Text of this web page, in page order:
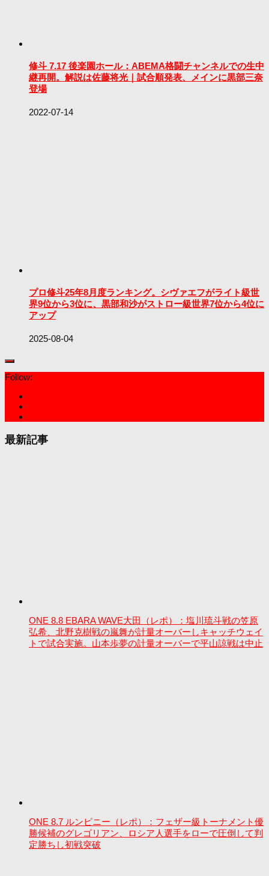
修斗 7.17 後楽園ホール：ABEMA格闘チャンネルでの生中
継再開。解説は佐藤将光｜試合順発表、メインに黒部三奈
登場
2022-07-14
プロ修斗25年8月度ランキング。シヴァエフがライト級世
界9位から3位に、黒部和沙がストロー級世界7位から4位に
アップ
2025-08-04
Follow:
最新記事
ONE 8.8 EBARA WAVE大田（レポ）：塩川琉斗戦の笠原
弘希、北野克樹戦の嵐舞が計量オーバーしキャッチウェイ
トで試合実施。山本歩夢の計量オーバーで平山諒戦は中止
ONE 8.7 ルンピニー（レポ）：フェザー級トーナメント優
勝候補のグレゴリアン、ロシア人選手をローで圧倒して判
定勝ちし初戦突破